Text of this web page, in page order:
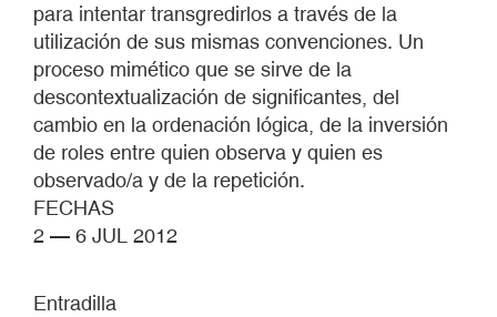
para intentar transgredirlos a través de la
utilización de sus mismas convenciones. Un
proceso mimético que se sirve de la
descontextualización de significantes, del
cambio en la ordenación lógica, de la inversión
de roles entre quien observa y quien es
observado/a y de la repetición.
FECHAS
2 — 6 JUL 2012
Entradilla